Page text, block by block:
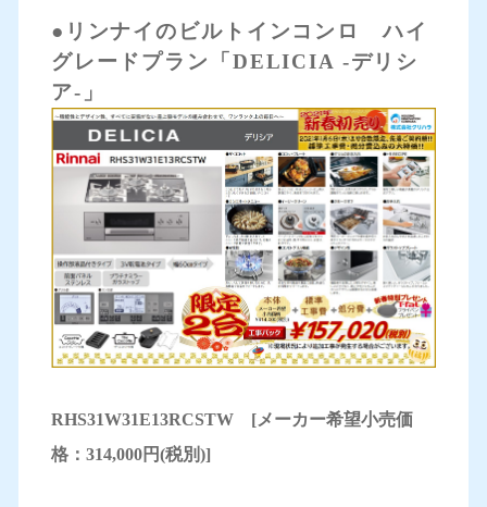
●リンナイのビルトインコンロ ハイ
グレードプラン「DELICIA -デリシ
ア-」
RHS31W31E13RCSTW [メーカー希望小売価
格：314,000円(税別)]